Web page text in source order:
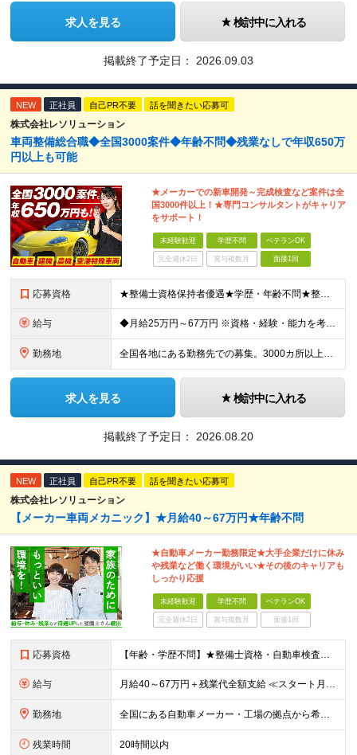
求人を見る 検討中に入れる
掲載終了予定日： 2026.09.03
NEW 正社員 自己PR不要 話を聞きたい応募可
株式会社レソリューション
車両整備総合職◆全国3000案件◆年齢不問◆残業なしで年収650万
円以上も可能
★メーカーでの新車開発～完成検査など案件は全
国3000件以上！★専門コンサルタントがキャリア
をサポート！
未経験歓迎 学歴不問 ベテランOK
完全週休2日 賞与複数月 面接1回
応募資格 ★整備士資格保持者優遇★学歴・年齢不問★整備経験者・既卒者・第二新卒・車業界経験者・未経験者歓迎！ ◎経験や資格を活かしてキャリアアップしたい方 ◎ライフスタイルに合った働き方を求めている方 ◎技術
給与 ◆月給25万円～67万円 ※資格・経験・能力を考慮の上、優遇 ※現年収・年齢・経験・資格・能力等、総合的に考慮し、決定します。 ※自動車整備の実務経験がある方はご相談ください！ ※試用期間有(同待遇/
勤務地 全国各地にある勤務先での募集。3000カ所以上から希望を考慮し決定。 ★転居を伴う転勤なし。 ★遠方からのご応募も歓迎！引越など赴任に伴う費用、家賃は全額負担します（会社規定による）。 ★請負先
求人を見る 検討中に入れる
掲載終了予定日： 2026.08.20
NEW 正社員 自己PR不要 話を聞きたい応募可
株式会社レソリューション
【メーカー車両メカニック】★月給40～67万円★年齢不問
★自動車メーカー勤務限定★大手企業だけに休み
や残業など働く環境がいい★その後のキャリアも
しっかり応援
未経験歓迎 学歴不問 ベテランOK
完全週休2日 賞与複数月 面接1回
応募資格 【年齢・学歴不問】★整備士資格・自動車検査員資格をお持ちの方★既卒者・第二新卒・実務未経験者も歓迎！ ■自動車整備士資格または自動車検査員資格の保有者。 ※実務経験不問 ◎経験や資格を活かしてキャリ
給与 月給40～67万円＋残業代全額支給 ≪スタート月給例≫ ■自動車車検・整備：月給40万円+残業代 ※現年収・年齢・経験・資格・能力等、総合的に考慮し、決定します。 ※試用期間有(同待遇/最長6ヵ月
勤務地 全国にある自動車メーカー・工場の拠点から希望を考慮して決定します。 ★転居を伴う転勤はありません。 ★U・Iターン、遠方からのご応募も歓迎！引越など赴任に伴う費用、家賃は全額負担します（会社規定によ
残業時間 20時間以内